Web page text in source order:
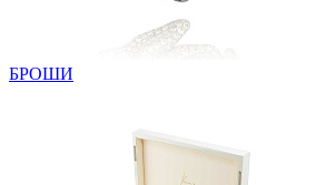
БРОШИ